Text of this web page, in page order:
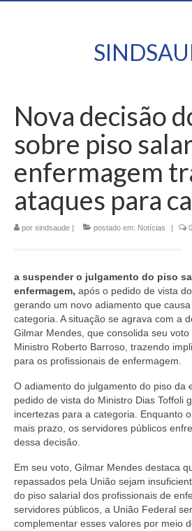
Nova decisão
sobre piso
enfermagem
ataques para
por sindsaude | postado em: Notícias | 0
a suspender o julgamento do piso
enfermagem, após o pedido de vista
gerando um novo adiamento que
categoria. A situação se agrava com a
Gilmar Mendes, que consolida seu
Ministro Roberto Barroso, trazendo
para os profissionais de enfermagem.
O adiamento do julgamento do piso da
pedido de vista do Ministro Dias Toffoli
incertezas para a categoria. Enquanto
mais prazo, os servidores públicos
dessa decisão.
Em seu voto, Gilmar Mendes destaca
repassados pela União sejam
do piso salarial dos profissionais de
servidores públicos, a União Federal
complementar esses valores por meio